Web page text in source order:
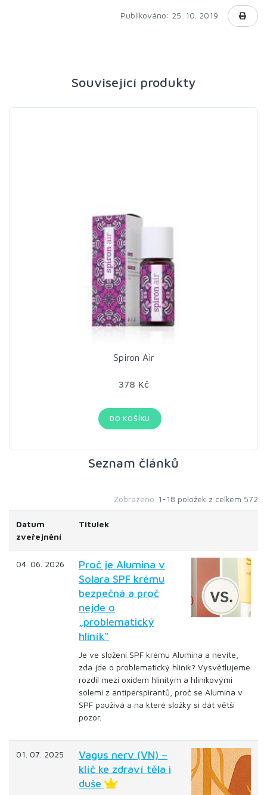
Publikováno: 25. 10. 2019
Související produkty
Spiron Air
378 Kč
DO KOŠÍKU
Seznam článků
Zobrazeno 1-18 položek z celkem 572
Datum
zveřejnění
Titulek
04. 06. 2026
Proč je Alumina v
Solara SPF krému
bezpečná a proč
nejde o
„problematický
hliník“
Je ve složení SPF krému Alumina a nevíte,
zda jde o problematický hliník? Vysvětlujeme
rozdíl mezi oxidem hlinitým a hliníkovými
solemi z antiperspirantů, proč se Alumina v
SPF používá a na které složky si dát větší
pozor.
01. 07. 2025
Vagus nerv (VN) –
klíč ke zdraví těla i
duše